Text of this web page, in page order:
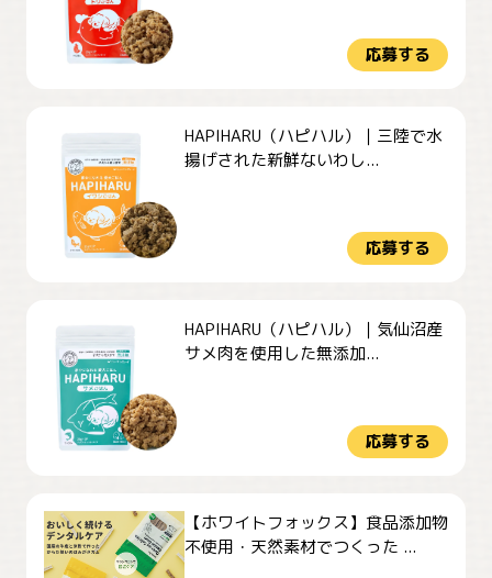
応募する
HAPIHARU（ハピハル）｜三陸で水
揚げされた新鮮ないわし...
応募する
HAPIHARU（ハピハル）｜気仙沼産
サメ肉を使用した無添加...
応募する
【ホワイトフォックス】食品添加物
不使用・天然素材でつくった ...